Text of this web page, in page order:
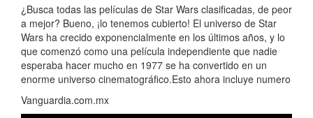
¿Busca todas las películas de Star Wars clasificadas, de peor
a mejor? Bueno, ¡lo tenemos cubierto! El universo de Star
Wars ha crecido exponencialmente en los últimos años, y lo
que comenzó como una película independiente que nadie
esperaba hacer mucho en 1977 se ha convertido en un
enorme universo cinematográfico.Esto ahora incluye numero
Vanguardia.com.mx